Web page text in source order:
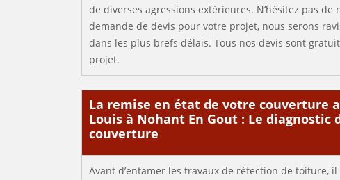
de diverses agressions extérieures. N’hésitez pas de
demande de devis pour votre projet, nous serons
dans les plus brefs délais. Tous nos devis sont
projet.
La remise en état de votre couverture
Louis à Nohant En Gout : Le diagnostic
couverture
Avant d’entamer les travaux de réfection de toiture,